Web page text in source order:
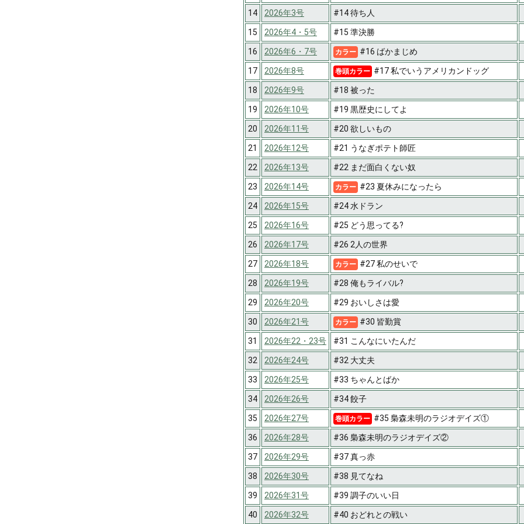
14 2026年3号 #14 待ち人
15 2026年4・5号 #15 準決勝
16 2026年6・7号 カラー #16 ばかまじめ
17 2026年8号 巻頭カラー #17 私でいうアメリカンドッグ
18 2026年9号 #18 被った
19 2026年10号 #19 黒歴史にしてよ
20 2026年11号 #20 欲しいもの
21 2026年12号 #21 うなぎポテト師匠
22 2026年13号 #22 まだ面白くない奴
23 2026年14号 カラー #23 夏休みになったら
24 2026年15号 #24 水ドラン
25 2026年16号 #25 どう思ってる?
26 2026年17号 #26 2人の世界
27 2026年18号 カラー #27 私のせいで
28 2026年19号 #28 俺もライバル?
29 2026年20号 #29 おいしさは愛
30 2026年21号 カラー #30 皆勤賞
31 2026年22・23号 #31 こんなにいたんだ
32 2026年24号 #32 大丈夫
33 2026年25号 #33 ちゃんとばか
34 2026年26号 #34 餃子
35 2026年27号 巻頭カラー #35 梟森未明のラジオデイズ①
36 2026年28号 #36 梟森未明のラジオデイズ②
37 2026年29号 #37 真っ赤
38 2026年30号 #38 見てなね
39 2026年31号 #39 調子のいい日
40 2026年32号 #40 おどれとの戦い